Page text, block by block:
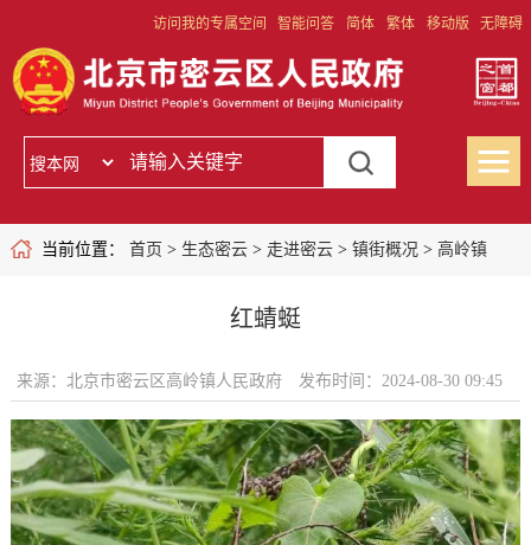
访问我的专属空间 智能问答 简体 繁体 移动版 无障碍
当前位置： 首页 > 生态密云> 走进密云> 镇街概况 > 高岭镇
红蜻蜓
来源：北京市密云区高岭镇人民政府 发布时间：2024-08-30 09:45